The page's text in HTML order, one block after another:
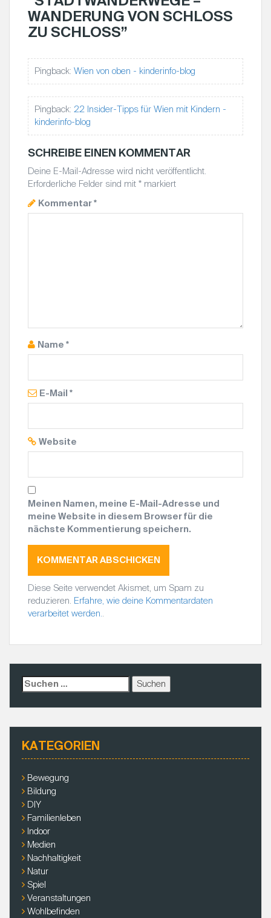
WANDERUNG VON SCHLOSS
ZU SCHLOSS”
Pingback: Wien von oben - kinderinfo-blog
Pingback: 22 Insider-Tipps für Wien mit Kindern -
kinderinfo-blog
SCHREIBE EINEN KOMMENTAR
Deine E-Mail-Adresse wird nicht veröffentlicht.
Erforderliche Felder sind mit * markiert
Kommentar*
Name *
E-Mail *
Website
Meinen Namen, meine E-Mail-Adresse und
meine Website in diesem Browser für die
nächste Kommentierung speichern.
Diese Seite verwendet Akismet, um Spam zu
reduzieren. Erfahre, wie deine Kommentardaten
verarbeitet werden..
S
u
c
n
a
h
:
KATEGORIEN
Bewegung
Bildung
DIY
Familienleben
Indoor
Medien
Nachhaltigkeit
Natur
Spiel
Veranstaltungen
Wohlbefinden